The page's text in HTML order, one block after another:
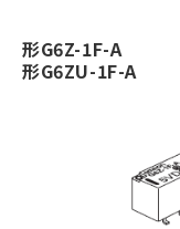
形G6Z-1F-A
形G6ZU-1F-A